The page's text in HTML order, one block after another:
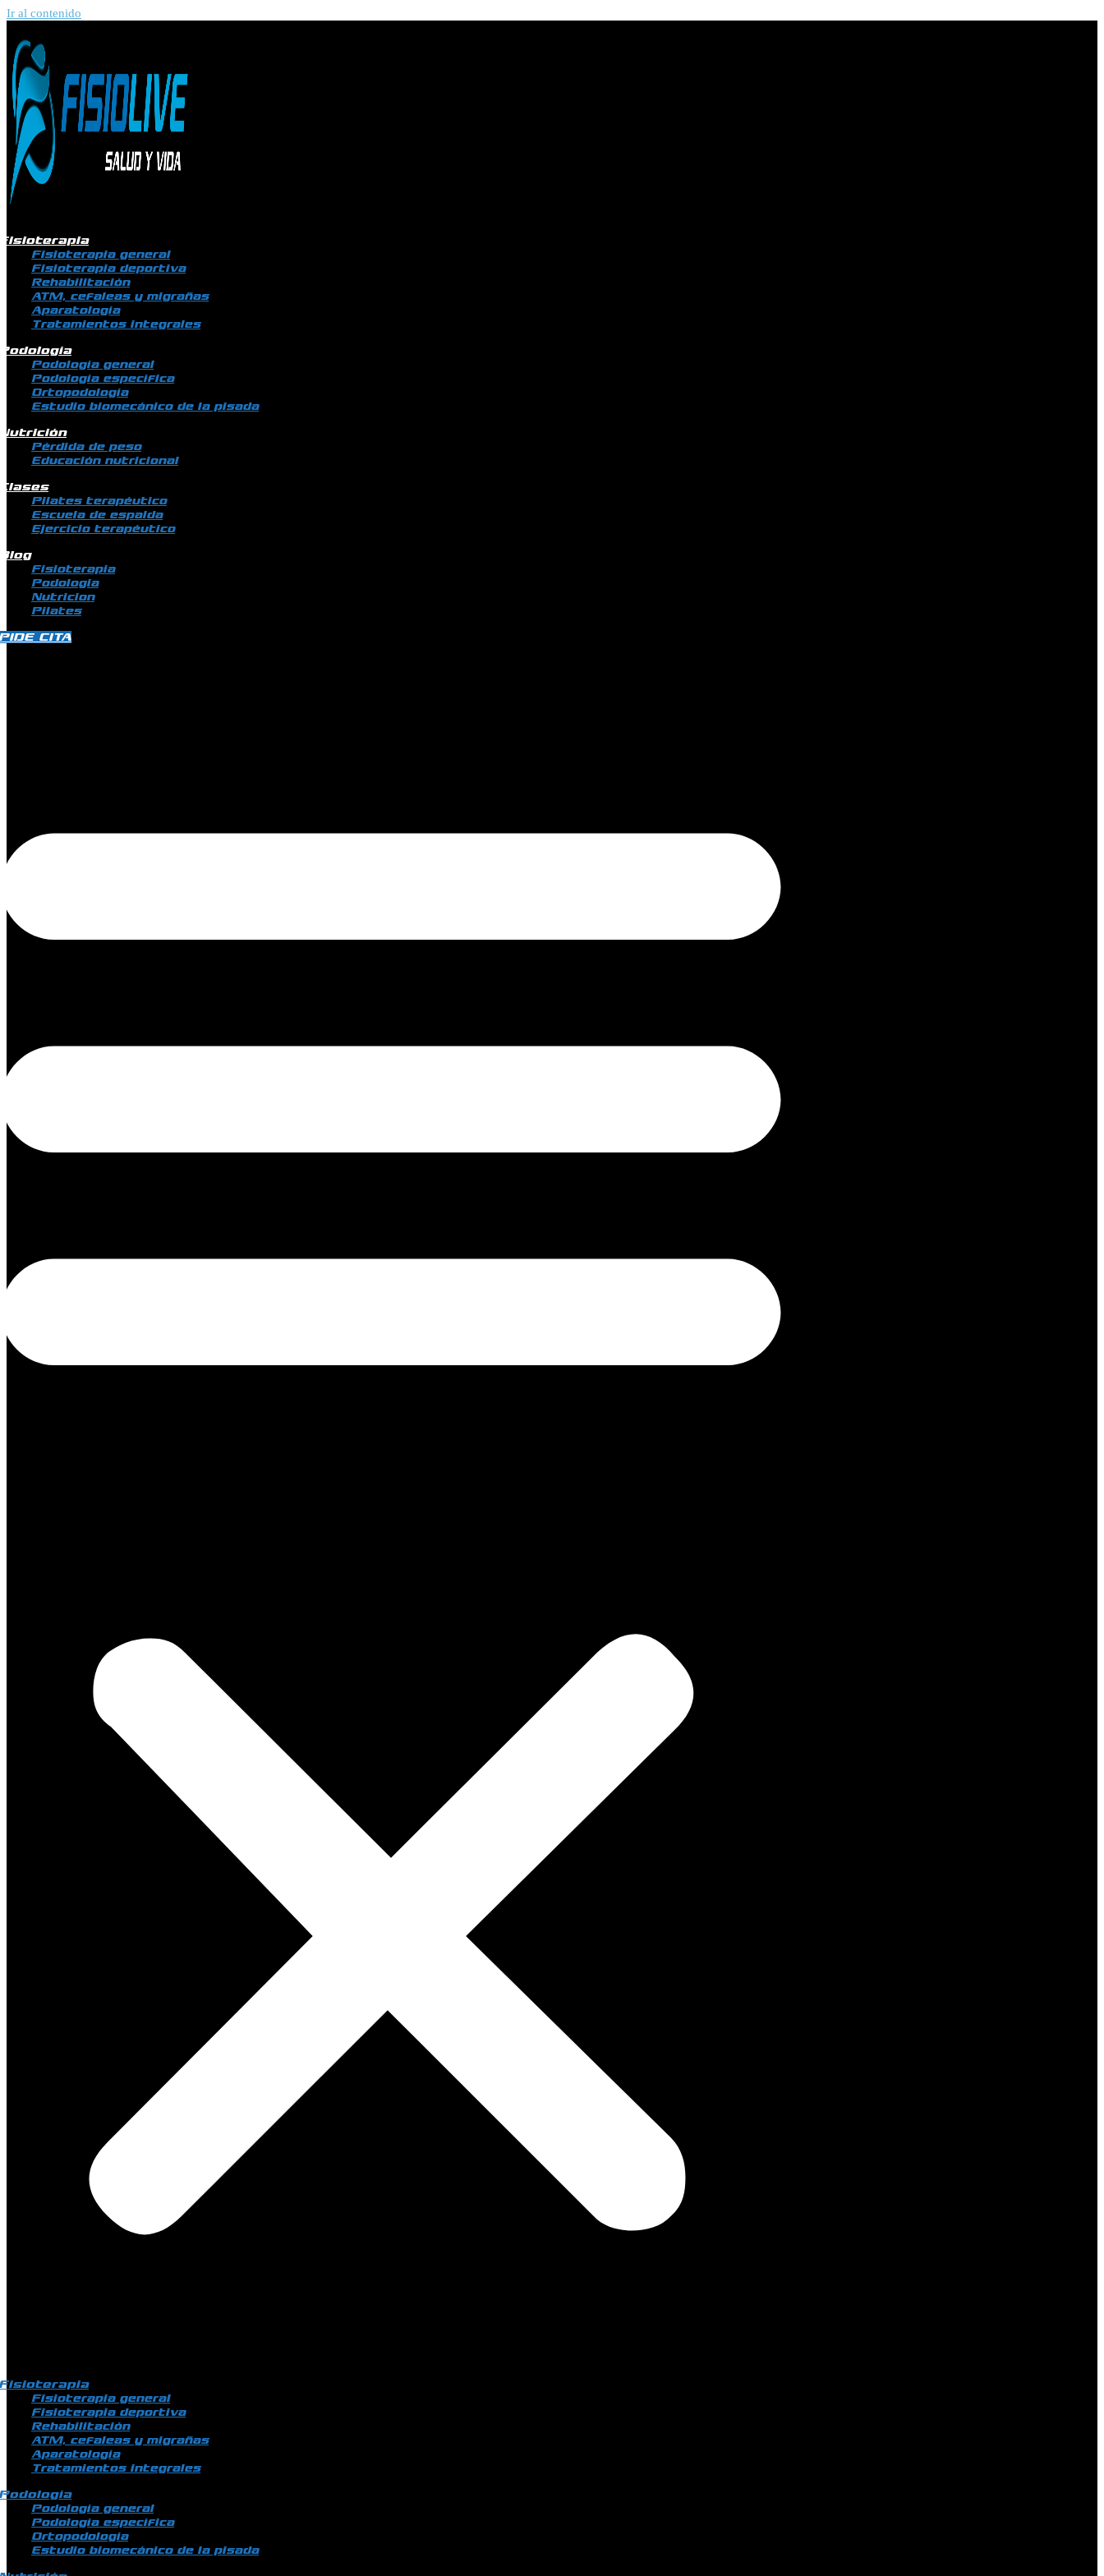
Ir al contenido
Fisioterapia general
Fisioterapia deportiva
Rehabilitación
ATM, cefaleas y migrañas
Aparatología
Tratamientos integrales
Podología general
Podología específica
Ortopodología
Estudio biomecánico de la pisada
Pérdida de peso
Educación nutricional
Pilates terapéutico
Escuela de espalda
Ejercicio terapéutico
Fisioterapia
Podologia
Nutricion
Pilates
CITA
Fisioterapia general
Fisioterapia deportiva
Rehabilitación
ATM, cefaleas y migrañas
Aparatología
Tratamientos integrales
Podología general
Podología específica
Ortopodología
Estudio biomecánico de la pisada